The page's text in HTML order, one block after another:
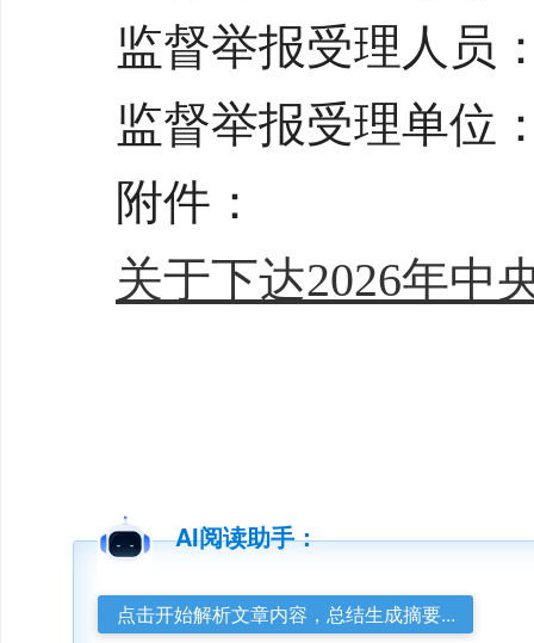
监督举报受理人员
监督举报受理单位
附件：
关于下达2026年中
AI阅读助手：
点击开始解析文章内容，总结生成摘要...